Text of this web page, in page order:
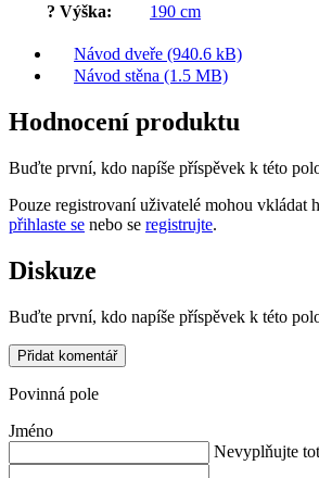
? Výška: 190 cm
Návod dveře (940.6 kB)
Návod stěna (1.5 MB)
Hodnocení produktu
Buďte první, kdo napíše příspěvek k této
Pouze registrovaní uživatelé mohou vkládat
přihlaste se nebo se registrujte.
Diskuze
Buďte první, kdo napíše příspěvek k této
Přidat komentář
Povinná pole
Jméno
Nevyplňujte